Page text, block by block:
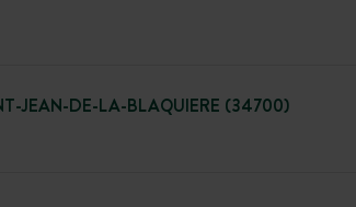
JEAN-DE-LA-BLAQUIERE (34700)